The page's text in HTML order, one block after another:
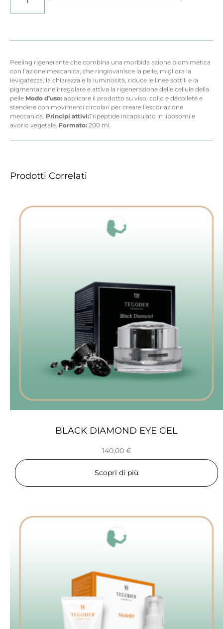
Peeling rigenerante che combina una morbida azione biomimetica
con l’azione meccanica, che ringiovanisce la pelle, migliora la
levigatezza, la chiarezza e la luminosità, riduce le linee sottili e la
pigmentazione irregolare e attiva la rigenerazione delle cellule della
pelle Modo d’uso: applicare il prodotto su viso, collo e décolleté e
stendere con movimenti circolari per creare l’escoriazione
meccanica. Principi attivi:Tripeptide incapsulato in liposomi e
avorio vegetale. Formato: 200 ml.
Prodotti Correlati
BLACK DIAMOND EYE GEL
140,00 €
Scopri di più